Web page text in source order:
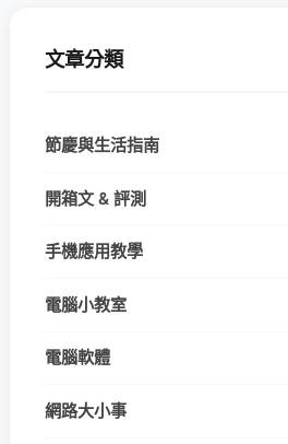
文章分類
節慶與生活指南
開箱文 & 評測
手機應用教學
電腦小教室
電腦軟體
網路大小事